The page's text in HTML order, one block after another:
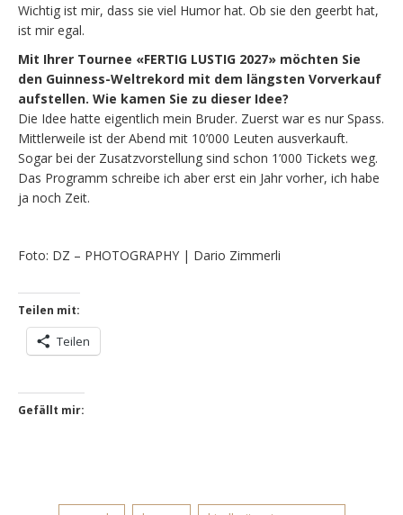
Wichtig ist mir, dass sie viel Humor hat. Ob sie den geerbt hat,
ist mir egal.
Mit Ihrer Tournee «FERTIG LUSTIG 2027» möchten Sie
den Guinness-Weltrekord mit dem längsten Vorverkauf
aufstellen. Wie kamen Sie zu dieser Idee?
Die Idee hatte eigentlich mein Bruder. Zuerst war es nur Spass.
Mittlerweile ist der Abend mit 10’000 Leuten ausverkauft.
Sogar bei der Zusatzvorstellung sind schon 1’000 Tickets weg.
Das Programm schreibe ich aber erst ein Jahr vorher, ich habe
ja noch Zeit.
Foto: DZ – PHOTOGRAPHY | Dario Zimmerli
Teilen mit:
Teilen
Gefällt mir: